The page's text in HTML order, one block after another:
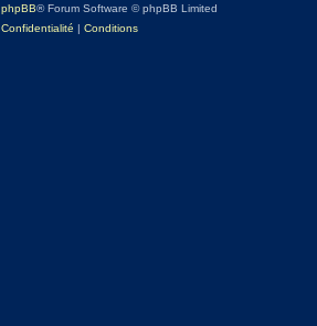
phpBB® Forum Software © phpBB Limited
Confidentialité | Conditions